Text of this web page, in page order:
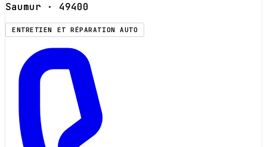
Saumur · 49400
ENTRETIEN ET RÉPARATION AUTO